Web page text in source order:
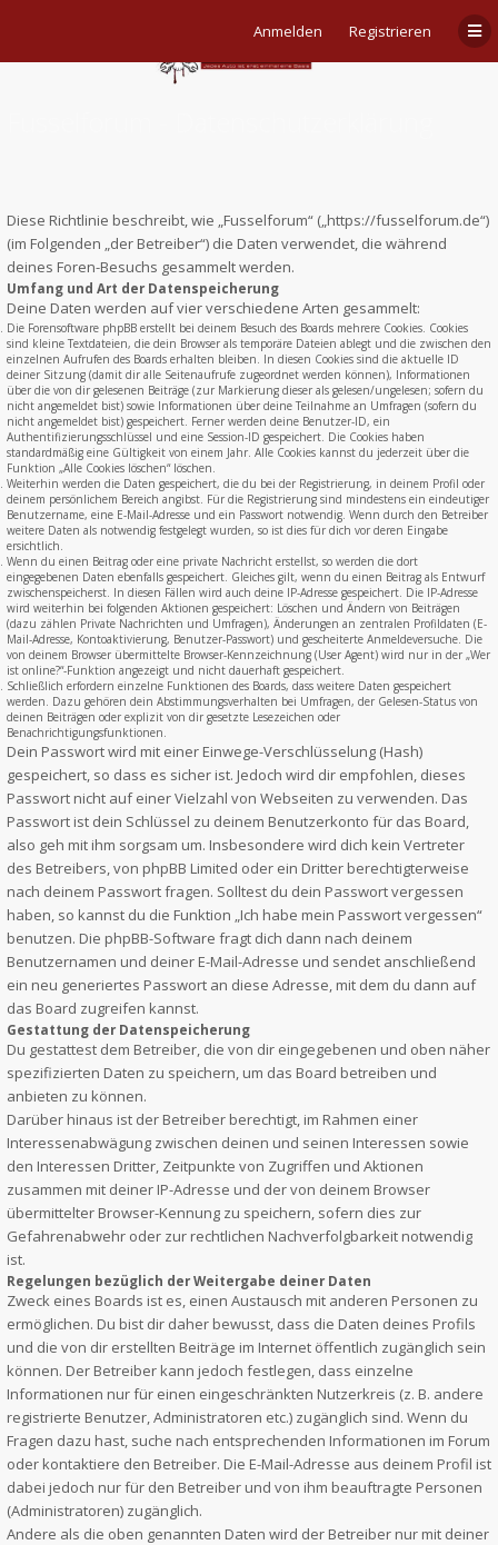
Anmelden Registrieren
Diese Richtlinie beschreibt, wie „Fusselforum“ („https://fusselforum.de“)
(im Folgenden „der Betreiber“) die Daten verwendet, die während
deines Foren-Besuchs gesammelt werden.
Umfang und Art der Datenspeicherung
Deine Daten werden auf vier verschiedene Arten gesammelt:
Die Forensoftware phpBB erstellt bei deinem Besuch des Boards mehrere Cookies. Cookies
sind kleine Textdateien, die dein Browser als temporäre Dateien ablegt und die zwischen den
einzelnen Aufrufen des Boards erhalten bleiben. In diesen Cookies sind die aktuelle ID
deiner Sitzung (damit dir alle Seitenaufrufe zugeordnet werden können), Informationen
über die von dir gelesenen Beiträge (zur Markierung dieser als gelesen/ungelesen; sofern du
nicht angemeldet bist) sowie Informationen über deine Teilnahme an Umfragen (sofern du
nicht angemeldet bist) gespeichert. Ferner werden deine Benutzer-ID, ein
Authentifizierungsschlüssel und eine Session-ID gespeichert. Die Cookies haben
standardmäßig eine Gültigkeit von einem Jahr. Alle Cookies kannst du jederzeit über die
Funktion „Alle Cookies löschen“ löschen.
Weiterhin werden die Daten gespeichert, die du bei der Registrierung, in deinem Profil oder
deinem persönlichem Bereich angibst. Für die Registrierung sind mindestens ein eindeutiger
Benutzername, eine E-Mail-Adresse und ein Passwort notwendig. Wenn durch den Betreiber
weitere Daten als notwendig festgelegt wurden, so ist dies für dich vor deren Eingabe
ersichtlich.
Wenn du einen Beitrag oder eine private Nachricht erstellst, so werden die dort
eingegebenen Daten ebenfalls gespeichert. Gleiches gilt, wenn du einen Beitrag als Entwurf
zwischenspeicherst. In diesen Fällen wird auch deine IP-Adresse gespeichert. Die IP-Adresse
wird weiterhin bei folgenden Aktionen gespeichert: Löschen und Ändern von Beiträgen
(dazu zählen Private Nachrichten und Umfragen), Änderungen an zentralen Profildaten (E-
Mail-Adresse, Kontoaktivierung, Benutzer-Passwort) und gescheiterte Anmeldeversuche. Die
von deinem Browser übermittelte Browser-Kennzeichnung (User Agent) wird nur in der „Wer
ist online?“-Funktion angezeigt und nicht dauerhaft gespeichert.
Schließlich erfordern einzelne Funktionen des Boards, dass weitere Daten gespeichert
werden. Dazu gehören dein Abstimmungsverhalten bei Umfragen, der Gelesen-Status von
deinen Beiträgen oder explizit von dir gesetzte Lesezeichen oder
Benachrichtigungsfunktionen.
Dein Passwort wird mit einer Einwege-Verschlüsselung (Hash)
gespeichert, so dass es sicher ist. Jedoch wird dir empfohlen, dieses
Passwort nicht auf einer Vielzahl von Webseiten zu verwenden. Das
Passwort ist dein Schlüssel zu deinem Benutzerkonto für das Board,
also geh mit ihm sorgsam um. Insbesondere wird dich kein Vertreter
des Betreibers, von phpBB Limited oder ein Dritter berechtigterweise
nach deinem Passwort fragen. Solltest du dein Passwort vergessen
haben, so kannst du die Funktion „Ich habe mein Passwort vergessen“
benutzen. Die phpBB-Software fragt dich dann nach deinem
Benutzernamen und deiner E-Mail-Adresse und sendet anschließend
ein neu generiertes Passwort an diese Adresse, mit dem du dann auf
das Board zugreifen kannst.
Gestattung der Datenspeicherung
Du gestattest dem Betreiber, die von dir eingegebenen und oben näher
spezifizierten Daten zu speichern, um das Board betreiben und
anbieten zu können.
Darüber hinaus ist der Betreiber berechtigt, im Rahmen einer
Interessenabwägung zwischen deinen und seinen Interessen sowie
den Interessen Dritter, Zeitpunkte von Zugriffen und Aktionen
zusammen mit deiner IP-Adresse und der von deinem Browser
übermittelter Browser-Kennung zu speichern, sofern dies zur
Gefahrenabwehr oder zur rechtlichen Nachverfolgbarkeit notwendig
ist.
Regelungen bezüglich der Weitergabe deiner Daten
Zweck eines Boards ist es, einen Austausch mit anderen Personen zu
ermöglichen. Du bist dir daher bewusst, dass die Daten deines Profils
und die von dir erstellten Beiträge im Internet öffentlich zugänglich sein
können. Der Betreiber kann jedoch festlegen, dass einzelne
Informationen nur für einen eingeschränkten Nutzerkreis (z. B. andere
registrierte Benutzer, Administratoren etc.) zugänglich sind. Wenn du
Fragen dazu hast, suche nach entsprechenden Informationen im Forum
oder kontaktiere den Betreiber. Die E-Mail-Adresse aus deinem Profil ist
dabei jedoch nur für den Betreiber und von ihm beauftragte Personen
(Administratoren) zugänglich.
Andere als die oben genannten Daten wird der Betreiber nur mit deiner